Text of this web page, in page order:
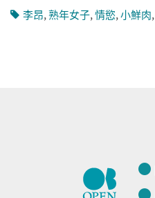
李昂,熟年女子,情慾,小鮮肉,